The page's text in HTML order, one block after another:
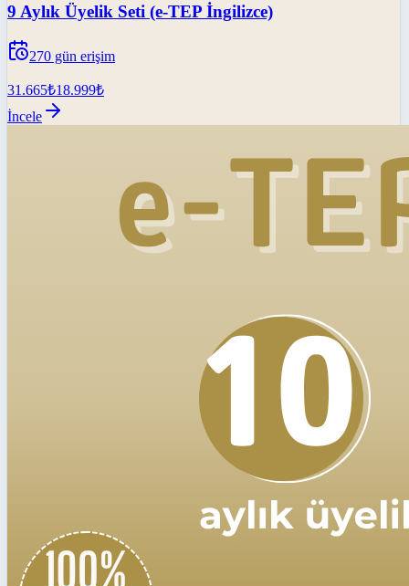
9 Aylık Üyelik Seti (e-TEP İngilizce)
270 gün erişim
31.665₺18.999₺
İncele